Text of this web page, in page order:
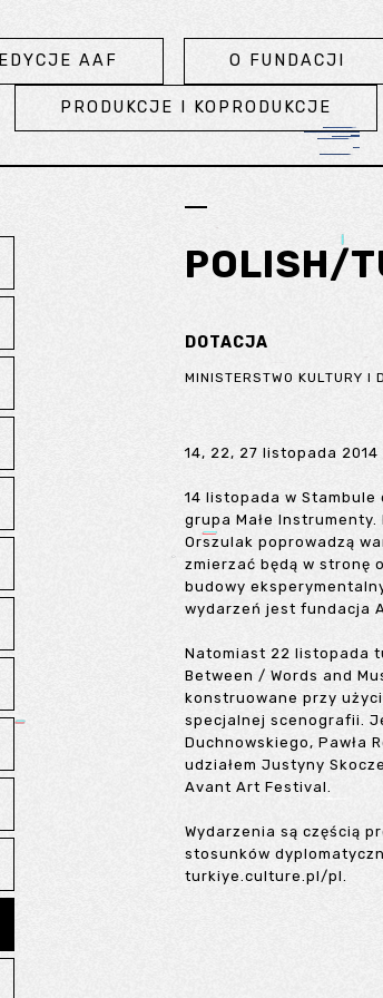
EDYCJE AAF O FUNDACJI
PRODUKCJE I KOPRODUKCJE
POLISH/
DOTACJA
MINISTERSTWO KULTURY I
14, 22, 27 listopada 2014
14 listopada w Stambule
grupa Małe Instrumenty.
Orszulak poprowadzą
zmierzać będą w stronę
budowy
wydarzeń jest fundacja
Natomiast 22 listopada
Between / Words and
konstruowane przy
specjalnej scenografii.
Duchnowskiego, Pawła
udziałem Justyny
Avant Art Festival.
Wydarzenia są częścią
stosunków
turkiye.culture.pl/pl